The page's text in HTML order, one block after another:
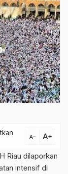
text_decrease text_increase
Riau dilaporkan
intensif di